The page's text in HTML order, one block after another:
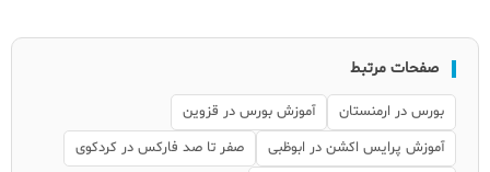
صفحات مرتبط
بورس در ارمنستان
آموزش بورس در قزوین
آموزش پرایس اکشن در ابوظبی
صفر تا صد فارکس در کردکوی